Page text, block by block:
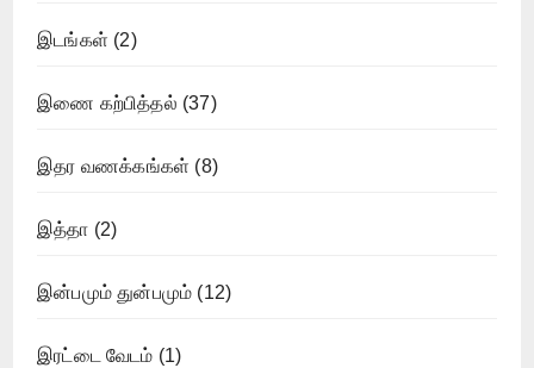
இடங்கள் (2)
இணை கற்பித்தல் (37)
இதர வணக்கங்கள் (8)
இத்தா (2)
இன்பமும் துன்பமும் (12)
இரட்டை வேடம் (1)